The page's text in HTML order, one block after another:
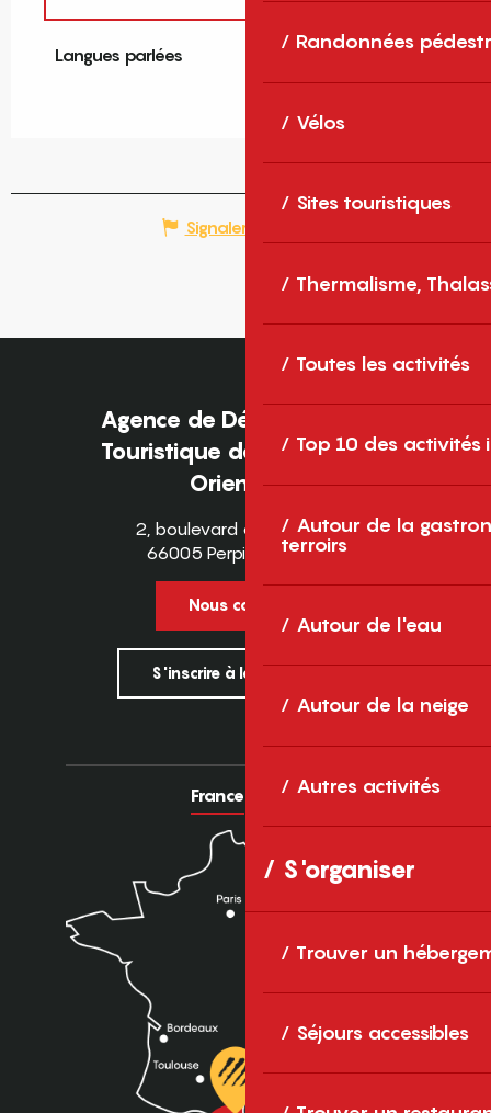
Randonnées
Vélos
Sites touristiques
Thermalisme,
Toutes les activités
Top 10 des activités
Autour de la
terroirs
Autour de l'eau
Autour de la neige
Autres activités
S'organiser
Trouver un
Séjours accessibles
Langues parlées
Langues parlées
Signaler une erreur
Agence de Développement
Touristique des Pyrénées-
Orientales
2, boulevard des Pyrénées
66005 Perpignan Cedex
Nous contacter
S'inscrire à la newsletter
France Europe